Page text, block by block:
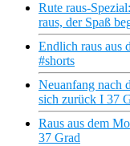
Rute raus-
raus, der Spaß
Endlich raus aus
#shorts
Neuanfang nach
sich zurück I 37
Raus aus dem
37 Grad